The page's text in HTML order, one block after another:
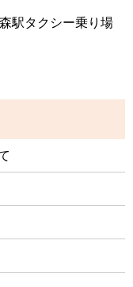
駅タクシー乗り場